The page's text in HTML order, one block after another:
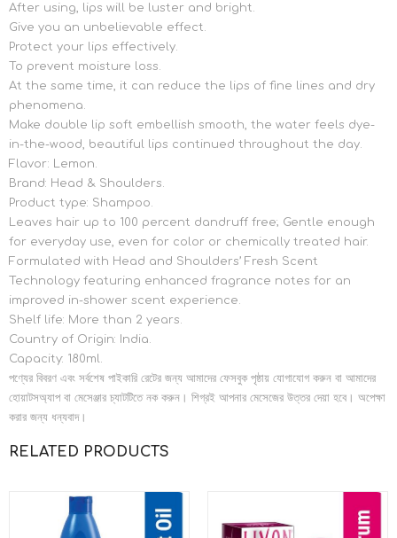
After using, lips will be luster and bright.
Give you an unbelievable effect.
Protect your lips effectively.
To prevent moisture loss.
At the same time, it can reduce the lips of fine lines and dry
phenomena.
Make double lip soft embellish smooth, the water feels dye-
in-the-wood, beautiful lips continued throughout the day.
Flavor: Lemon.
Brand: Head & Shoulders.
Product type: Shampoo.
Leaves hair up to 100 percent dandruff free; Gentle enough
for everyday use, even for color or chemically treated hair.
Formulated with Head and Shoulders’ Fresh Scent
Technology featuring enhanced fragrance notes for an
improved in-shower scent experience.
Shelf life: More than 2 years.
Country of Origin: India.
Capacity: 180ml.
পণ্যের বিবরণ এবং সর্বশেষ পাইকারি রেটের জন্য আমাদের ফেসবুক পৃষ্ঠায় যোগাযোগ করুন বা আমাদের
হোয়াটসঅ্যাপ বা মেসেঞ্জার চ্যাটটিতে নক করুন। শিগ্রই আপনার মেসেজের উত্তর দেয়া হবে। অপেক্ষা
করার জন্য ধন্যবাদ।
RELATED PRODUCTS